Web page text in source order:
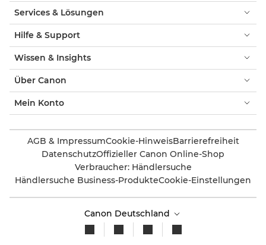
Services & Lösungen
Hilfe & Support
Wissen & Insights
Über Canon
Mein Konto
AGB & ImpressumCookie-HinweisBarrierefreiheit
DatenschutzOffizieller Canon Online-Shop
Verbraucher: Händlersuche
Händlersuche Business-ProdukteCookie-Einstellungen
Canon Deutschland